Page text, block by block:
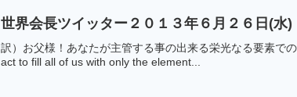
世界会長ツイッター２０１３年６月２６日(水)
訳）お父様！あなたが主管する事の出来る栄光なる要素
act to fill all of us with only the element...